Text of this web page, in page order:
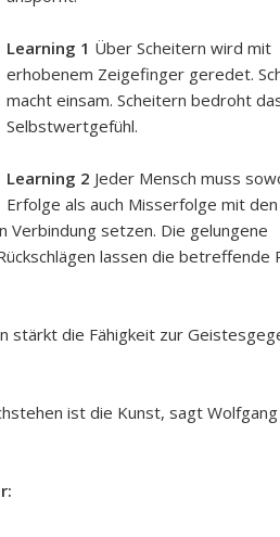
Learning 1 Über Scheitern wird mit
erhobenem Zeigefinger geredet.
macht einsam. Scheitern bedroht
Selbstwertgefühl.
Learning 2 Jeder Mensch muss
Erfolge als auch Misserfolge mit den
Verbindung setzen. Die gelungene
lassen die betreffende
stärkt die Fähigkeit zur
ist die Kunst, sagt